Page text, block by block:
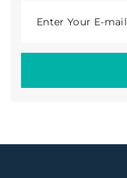
Enter Your E-mail